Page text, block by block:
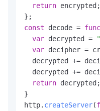
return encrypted;
const decode =
var decrypted =
var decipher =
decrypted +=
decrypted +=
return decrypted;
}
http. createServer(